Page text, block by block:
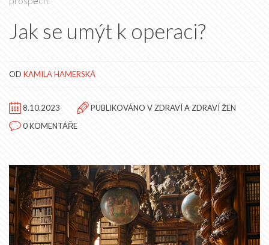
Jak se umýt k operaci?
OD KAMILA HAMERSKÁ
8.10.2023 PUBLIKOVÁNO V ZDRAVÍ A ZDRAVÍ ŽEN
0 KOMENTÁŘE